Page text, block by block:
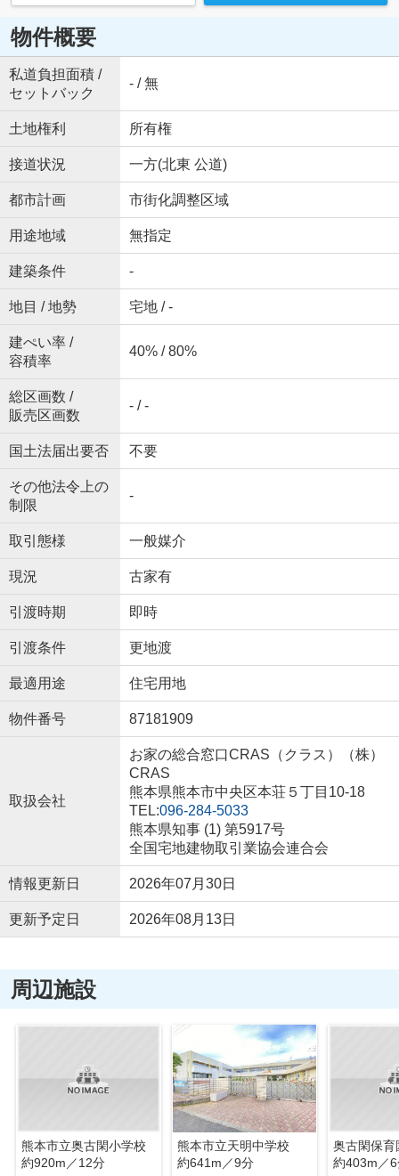
物件概要
私道負担面積 /
セットバック
- / 無
土地権利 所有権
接道状況 一方(北東 公道)
都市計画 市街化調整区域
用途地域 無指定
建築条件 -
地目 / 地勢 宅地 / -
建ぺい率 /
容積率
40% / 80%
総区画数 /
販売区画数
- / -
国土法届出要否 不要
その他法令上の
制限
-
取引態様 一般媒介
現況 古家有
引渡時期 即時
引渡条件 更地渡
最適用途 住宅用地
物件番号 87181909
取扱会社
お家の総合窓口CRAS（クラス）（株）
CRAS
熊本県熊本市中央区本荘５丁目10-18
TEL:096-284-5033
熊本県知事 (1) 第5917号
全国宅地建物取引業協会連合会
情報更新日 2026年07月30日
更新予定日 2026年08月13日
周辺施設
熊本市立奥古閑小学校
約920m／12分
熊本市立天明中学校
約641m／9分
奥古閑保育
約403m／